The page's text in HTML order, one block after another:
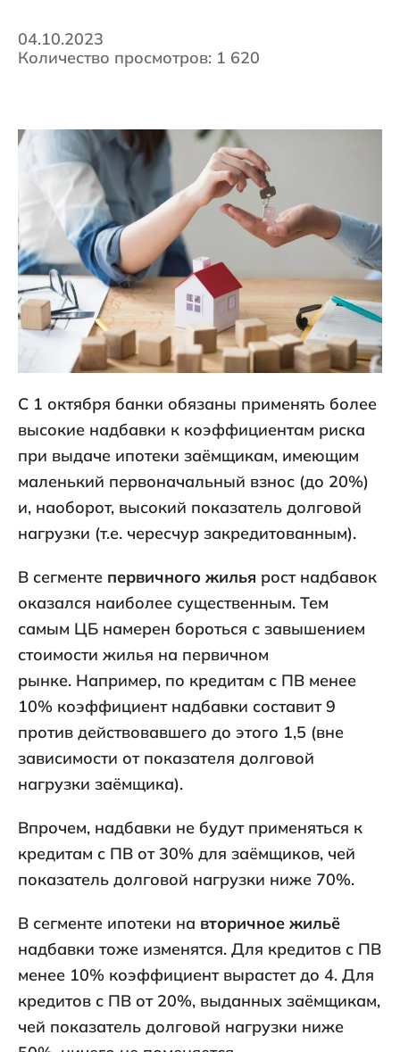
04.10.2023
Количество просмотров: 1 620
С 1 октября банки обязаны применять более
высокие надбавки к коэффициентам риска
при выдаче ипотеки заёмщикам, имеющим
маленький первоначальный взнос (до 20%)
и, наоборот, высокий показатель долговой
нагрузки (т.е. чересчур закредитованным).
В сегменте первичного жилья рост надбавок
оказался наиболее существенным. Тем
самым ЦБ намерен бороться с завышением
стоимости жилья на первичном
рынке. Например, по кредитам с ПВ менее
10% коэффициент надбавки составит 9
против действовавшего до этого 1,5 (вне
зависимости от показателя долговой
нагрузки заёмщика).
Впрочем, надбавки не будут применяться к
кредитам с ПВ от 30% для заёмщиков, чей
показатель долговой нагрузки ниже 70%.
В сегменте ипотеки на вторичное жильё
надбавки тоже изменятся. Для кредитов с ПВ
менее 10% коэффициент вырастет до 4. Для
кредитов с ПВ от 20%, выданных заёмщикам,
чей показатель долговой нагрузки ниже